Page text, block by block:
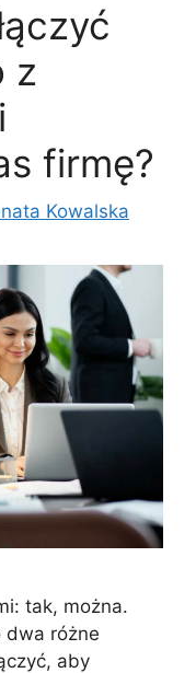
z
firmę?
Kowalska
tak, można.
dwa różne
aby